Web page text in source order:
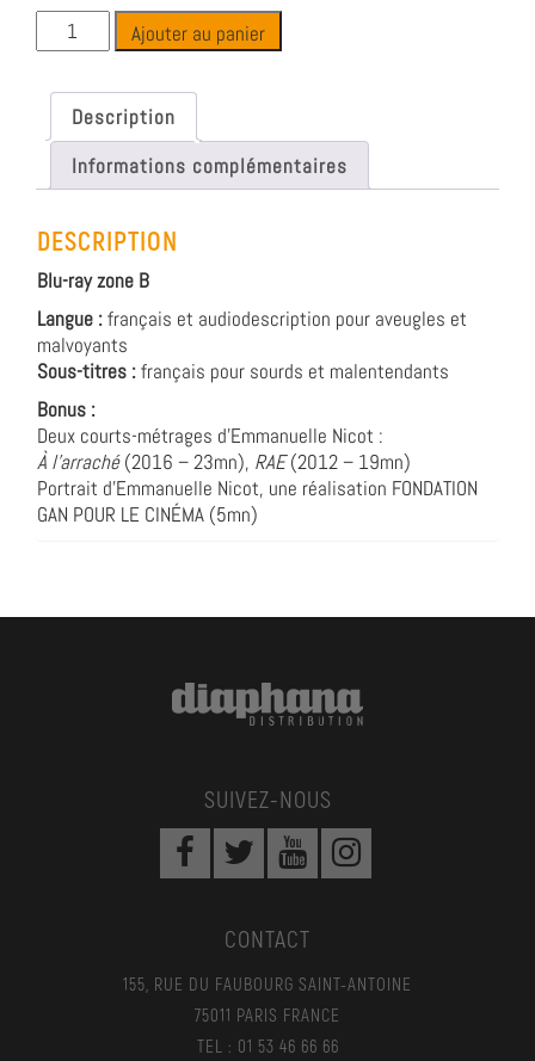
Ajouter au panier
Description
Informations complémentaires
DESCRIPTION
Blu-ray zone B
Langue :français et audiodescription pour aveugles et
malvoyants
Sous-titres :français pour sourds et malentendants
Bonus :
Deux courts-métrages d’Emmanuelle Nicot :
À l’arraché(2016 – 23mn), RAE(2012 – 19mn)
Portrait d’Emmanuelle Nicot, une réalisation FONDATION
GAN POUR LE CINÉMA (5mn)
SUIVEZ-NOUS
CONTACT
155, RUE DU FAUBOURG SAINT-ANTOINE
75011 PARIS FRANCE
TEL : 01 53 46 66 66